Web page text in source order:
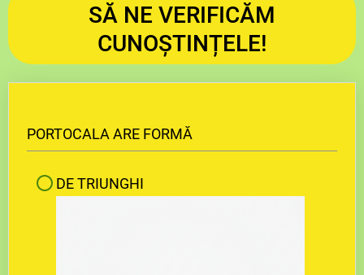
SĂ NE VERIFICĂM
CUNOȘTINȚELE!
PORTOCALA ARE FORMĂ
DE TRIUNGHI